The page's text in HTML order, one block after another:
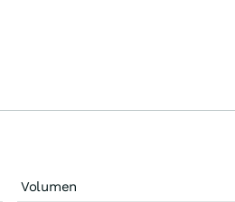
Volumen